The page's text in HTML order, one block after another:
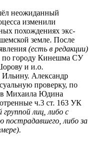
неожиданный
изменили
похождениях экс-
земле. После
(есть в редакции)
по городу Кинешма СУ
и и.о.
Ильину. Александр
проверку, по
Михаила Юдина
ч.3 ст. 163 УК
лиц, либо с
пострадавшего, либо за
.